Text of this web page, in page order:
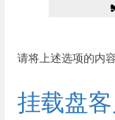
请将上述选项的内
挂载盘